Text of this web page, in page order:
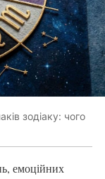
зодіаку: чого
емоційних